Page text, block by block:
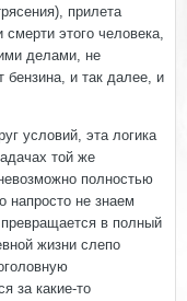
прилета
смерти этого человека,
делами, не
бензина, и так далее, и
условий, эта логика
той же
полностью
напросто не знаем
в полный
жизни слепо
за какие-то